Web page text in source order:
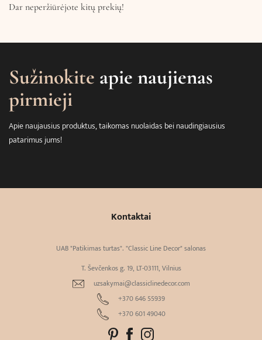
Dar neperžiūrėjote kitų prekių!
Sužinokite apie naujienas
pirmieji
Apie naujausius produktus, taikomas nuolaidas bei naudingiausius
patarimus jums!
Kontaktai
UAB "Patikimas turtas". "Classic Line Decor" salonas
T. Ševčenkos g. 19, LT-03111, Vilnius
uzsakymai@classiclinedecor.com
+370 646 55939
+370 601 49040